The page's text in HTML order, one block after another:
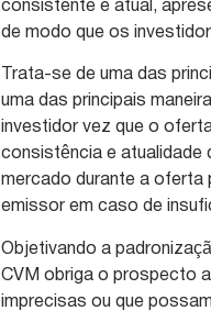
consistente e atual,
de modo que os
Trata-se de uma das
uma das principais
investidor vez que o
consistência e atualidade
mercado durante a oferta
emissor em caso de
Objetivando a
CVM obriga o prospecto
imprecisas ou que